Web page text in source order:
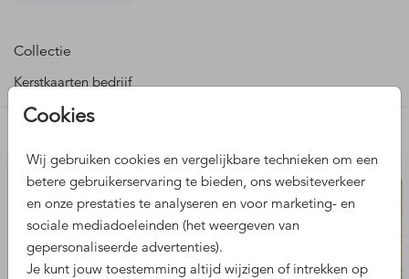
Cookies
Wij gebruiken cookies en vergelijkbare technieken om een
betere gebruikerservaring te bieden, ons websiteverkeer
en onze prestaties te analyseren en voor marketing- en
sociale mediadoeleinden (het weergeven van
gepersonaliseerde advertenties).
Je kunt jouw toestemming altijd wijzigen of intrekken op
Collectie
Kerstkaarten bedrijf